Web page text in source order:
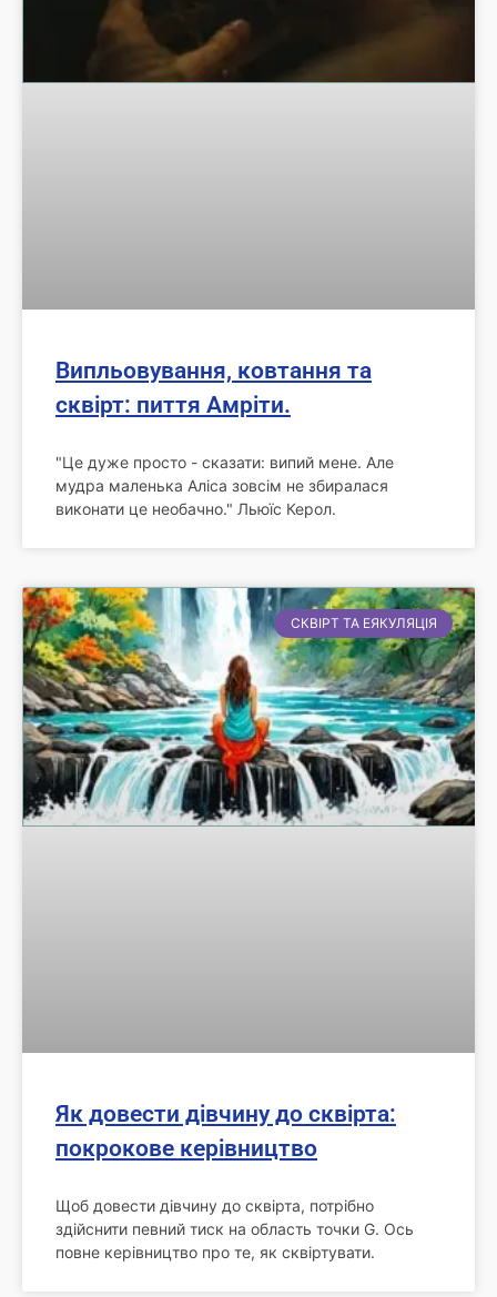
Випльовування, ковтання та
сквірт: пиття Амріти.
"Це дуже просто - сказати: випий мене. Але
мудра маленька Аліса зовсім не збиралася
виконати це необачно." Льюїс Керол.
СКВІРТ ТА ЕЯКУЛЯЦІЯ
Як довести дівчину до сквірта:
покрокове керівництво
Щоб довести дівчину до сквірта, потрібно
здійснити певний тиск на область точки G. Ось
повне керівництво про те, як сквіртувати.